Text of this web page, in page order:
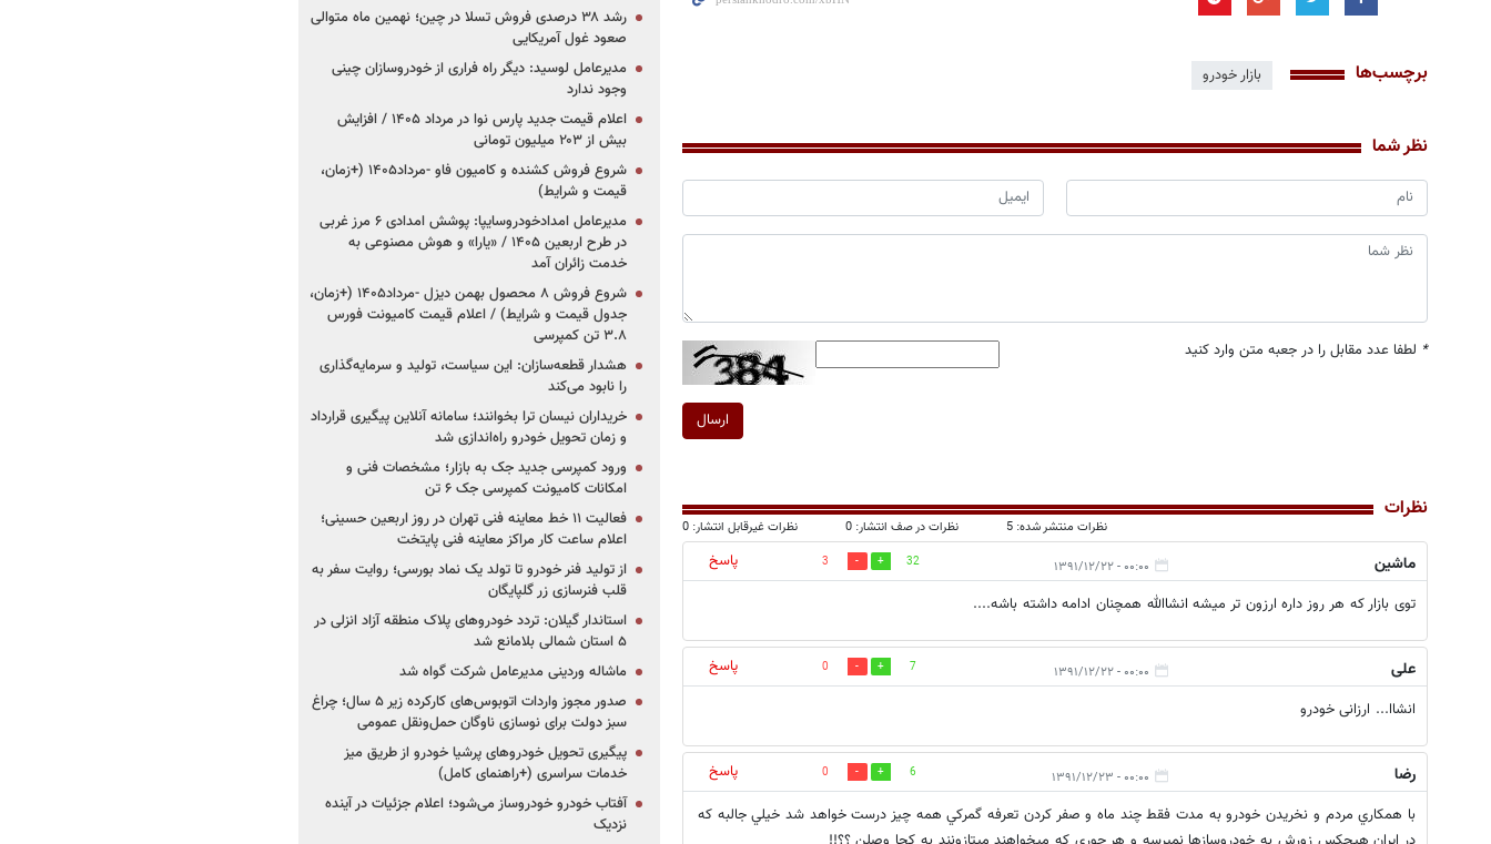
برچسب‌ها بازار خودرو
نظر شما
* لطفا عدد مقابل را در جعبه متن وارد کنید
ارسال
نظرات
نظرات منتشر شده: 5 نظرات در صف انتشار: 0 نظرات غیرقابل انتشار: 0
ماشین ۰۰:۰۰ - ۱۳۹۱/۱۲/۲۲ 32
3
پاسخ
توی بازار که هر روز داره ارزون تر میشه انشاالله همچنان ادامه داشته باشه....
علی ۰۰:۰۰ - ۱۳۹۱/۱۲/۲۲ 7
0
پاسخ
انشاا... ارزانی خودرو
رضا ۰۰:۰۰ - ۱۳۹۱/۱۲/۲۳ 6
0
پاسخ
با همكاري مردم و نخريدن خودرو به مدت فقط چند ماه و صفر كردن تعرفه گمركي همه چيز درست خواهد شد خيلي جالبه كه
رشد ۳۸ درصدی فروش تسلا در چین؛ نهمین ماه متوالی
صعود غول آمریکایی
مدیرعامل لوسید: دیگر راه فراری از خودروسازان چینی
وجود ندارد
اعلام قیمت جدید پارس نوا در مرداد ۱۴۰۵ / افزایش
بیش از ۲۰۳ میلیون تومانی
شروع فروش کشنده و کامیون فاو -مرداد۱۴۰۵ (+زمان،
قیمت و شرایط)
مدیرعامل امدادخودروسایپا: پوشش امدادی ۶ مرز غربی
در طرح اربعین ۱۴۰۵ / «یارا» و هوش مصنوعی به
خدمت زائران آمد
شروع فروش ۸ محصول بهمن دیزل -مرداد۱۴۰۵ (+زمان،
جدول قیمت و شرایط) / اعلام قیمت کامیونت فورس
۳.۸ تن کمپرسی
هشدار قطعه‌سازان: این سیاست، تولید و سرمایه‌گذاری
را نابود می‌کند
خریداران نیسان ترا بخوانند؛ سامانه آنلاین پیگیری قرارداد
و زمان تحویل خودرو راه‌اندازی شد
ورود کمپرسی جدید جک به بازار؛ مشخصات فنی و
امکانات کامیونت کمپرسی جک ۶ تن
فعالیت ۱۱ خط معاینه فنی تهران در روز اربعین حسینی؛
اعلام ساعت کار مراکز معاینه فنی پایتخت
از تولید فنر خودرو تا تولد یک نماد بورسی؛ روایت سفر به
قلب فنرسازی زر گلپایگان
استاندار گیلان: تردد خودروهای پلاک منطقه آزاد انزلی در
۵ استان شمالی بلامانع شد
ماشاله وردینی مدیرعامل شرکت گواه شد
صدور مجوز واردات اتوبوس‌های کارکرده زیر ۵ سال؛ چراغ
سبز دولت برای نوسازی ناوگان حمل‌ونقل عمومی
پیگیری تحویل خودروهای پرشیا خودرو از طریق میز
خدمات سراسری (+راهنمای کامل)
آفتاب خودرو خودروساز می‌شود؛ اعلام جزئیات در آینده
نزدیک